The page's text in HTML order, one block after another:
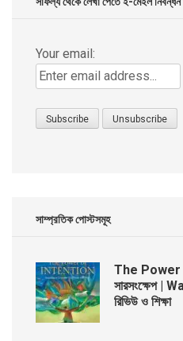
Your email:
সাম্প্রতিক পোস্টসমূহ
The Power
সারসংক্ষেপ |
রিভিউ ও শিক্ষা